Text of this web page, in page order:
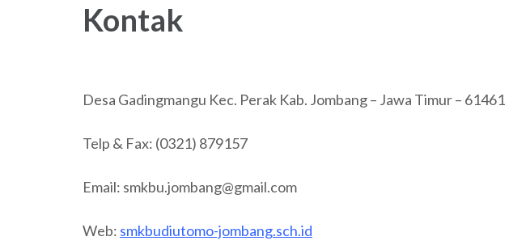
Kontak
Desa Gadingmangu Kec. Perak Kab. Jombang – Jawa Timur – 61461
Telp & Fax: (0321) 879157
Email: smkbu.jombang@gmail.com
Web: smkbudiutomo-jombang.sch.id